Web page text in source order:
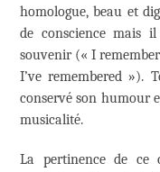
homologue, beau et
de conscience mais
souvenir (« I
I’ve remembered »).
conservé son humour
musicalité.
La pertinence de